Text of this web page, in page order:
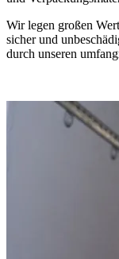
Wir legen großen
sicher und
durch unseren